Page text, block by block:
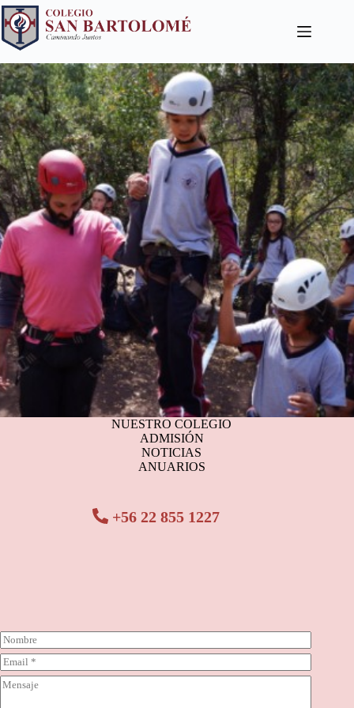
NUESTRO COLEGIO
ADMISIÓN
NOTICIAS
ANUARIOS
+56 22 855 1227
N
o
m
b
r
C
o
r
C